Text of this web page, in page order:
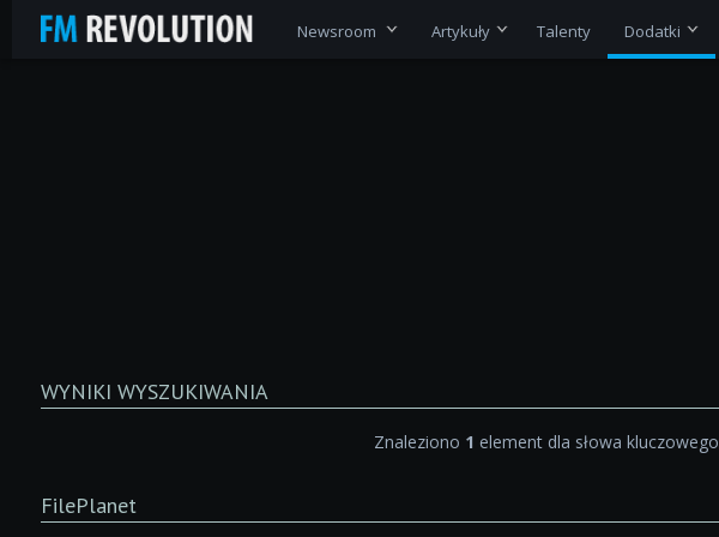
Newsroom Artykuły Talenty Dodatki
WYNIKI WYSZUKIWANIA
Znaleziono 1 element dla słowa kluczowego
FilePlanet